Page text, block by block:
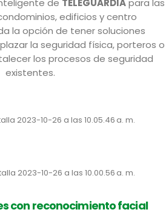
de TELEGUARDIApara las
edificios y centro
la opción de tener soluciones
la seguridad física, porteros o
los procesos de seguridad
existentes.
con reconocimiento facial